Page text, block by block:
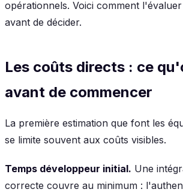
opérationnels. Voici comment
avant de décider.
Les coûts directs : ce
avant de commencer
La première estimation que font les
se limite souvent aux coûts visibles.
Temps développeur initial. Une
correcte couvre au minimum :